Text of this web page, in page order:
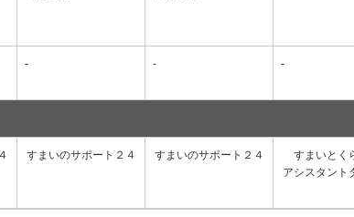
- - -
すまいのサポート２４ すまいのサポート２４
すまいとく
アシスタント